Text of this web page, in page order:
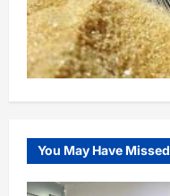
You May Have Missed